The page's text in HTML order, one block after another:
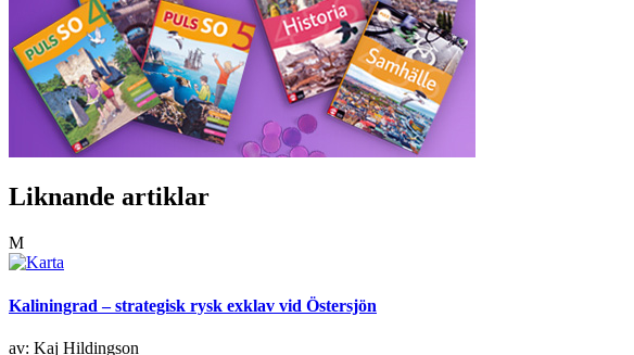
Liknande artiklar
M
Kaliningrad – strategisk rysk exklav vid Östersjön
av: Kaj Hildingson